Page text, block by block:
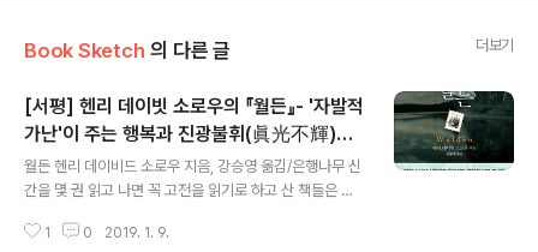
Book Sketch 의 다른 글 더보기
[서평] 헨리 데이빗 소로우의 『월든』- '자발적
가난'이 주는 행복과 진광불휘(眞光不輝)의
교훈
월든 헨리 데이비드 소로우 지음, 강승영 옮김/은행나무 신
간을 몇 권 읽고 나면 꼭 고전을 읽기로 하고 산 책들은 책
에 집어든 책이지만 읽으면서 역시 고전읽기란 녹녹치 않
1 0 2019. 1. 9.